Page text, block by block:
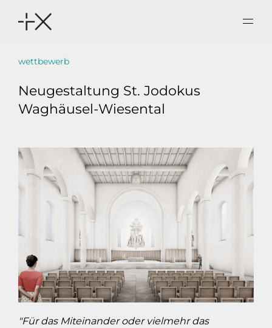
buero
projekte
wettbewerb
Neugestaltung St. Jodokus
Waghäusel-Wiesental
"Für das Miteinander oder vielmehr das